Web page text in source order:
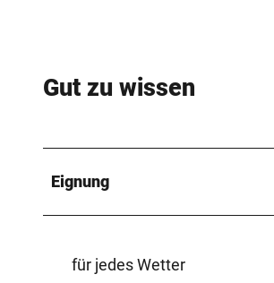
Gut zu wissen
Eignung
für jedes Wetter